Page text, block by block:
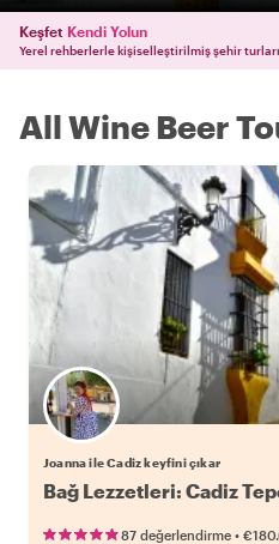
Keşfet Kendi Yolun
Yerel rehberlerle kişiselleştirilmiş şehir
All Wine Beer
Joanna ile Cadiz keyfini çıkar
Bağ Lezzetleri: Cadiz
87 değerlendirme •